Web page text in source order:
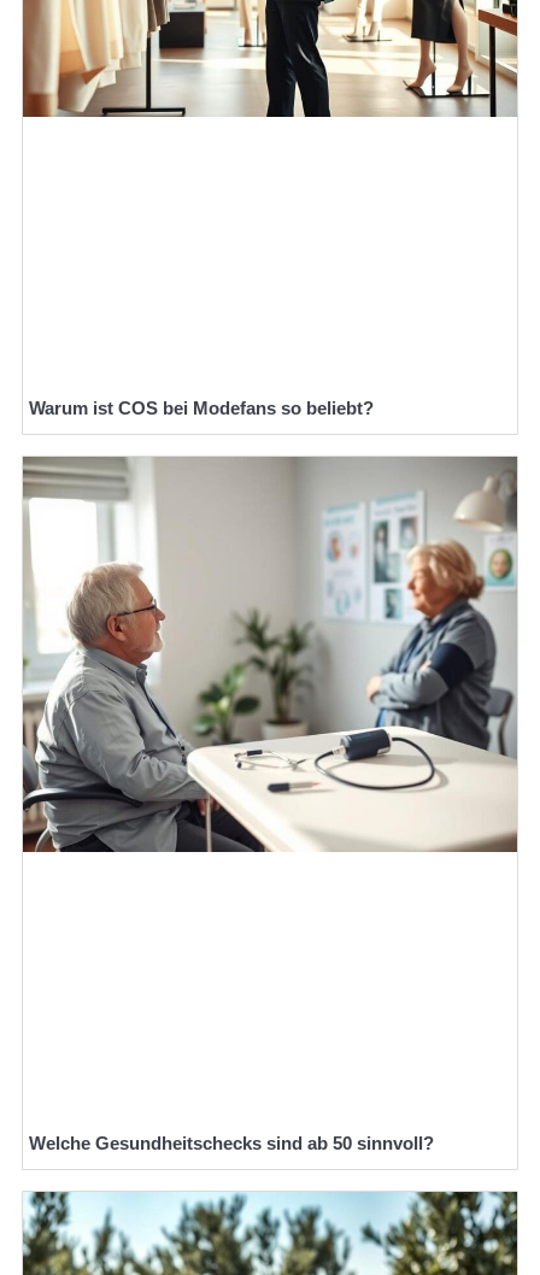
Warum ist COS bei Modefans so beliebt?
Welche Gesundheitschecks sind ab 50 sinnvoll?